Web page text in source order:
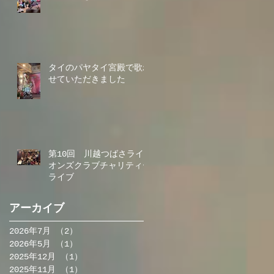
タイのパヤタイ宮殿で歌わ
せていただきました
第10回 川越つばさライ
オンズクラブチャリティー
ライブ
アーカイブ
2026年7月 （2）
2026年5月
（1）
2025年12月
（1）
2025年11月
（1）